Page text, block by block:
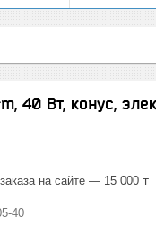
40 Вт, конус,
на сайте — 15 000 ₸
40